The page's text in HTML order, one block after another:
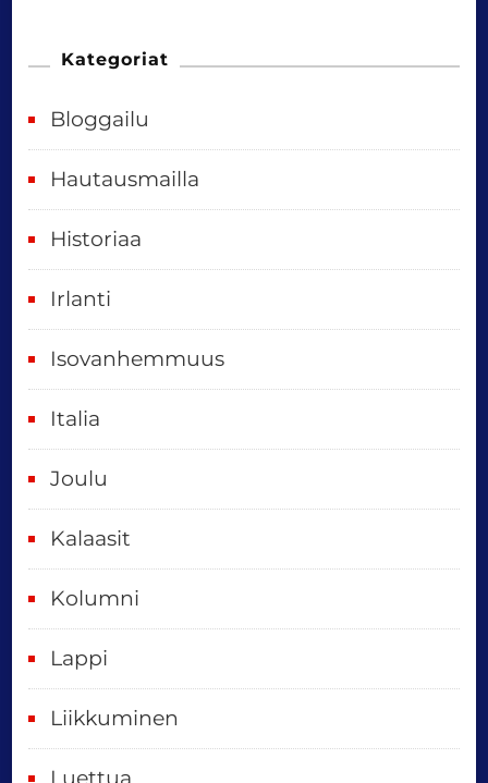
e
v
u
o
e
t
,
i
k
i
p
ä
Kategoriat
Bloggailu
Hautausmailla
Historiaa
Irlanti
Isovanhemmuus
Italia
Joulu
Kalaasit
Kolumni
Lappi
Liikkuminen